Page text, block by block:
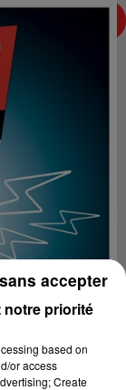
notre priorité
based on
or access
Create
accepter